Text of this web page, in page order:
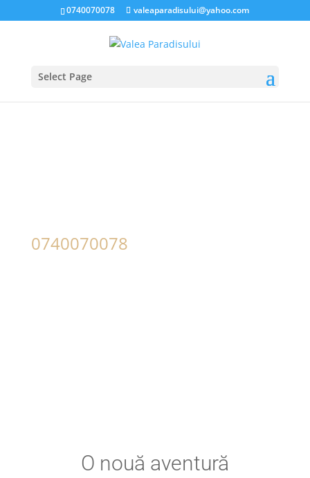
0740070078 valeaparadisului@yahoo.com
Select Page
0740070078
O nouă aventură